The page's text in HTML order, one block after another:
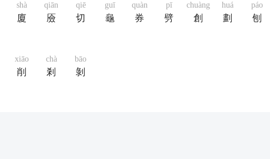
shà
廈
qiān
厱
qiē
切
guī
龜
quàn
券
pī
劈
chuàng
創
huá
劃
páo
刨
xiāo
削
chà
剎
bāo
剝